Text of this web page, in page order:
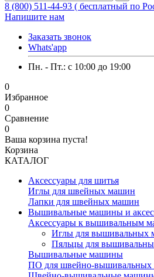
8 (800) 511-44-93 ( бесплатный по
Напишите нам
Заказать звонок
Whats'app
Пн. - Пт.: c 10:00 до 19:00
0
Избранное
0
Сравнение
0
Ваша корзина пуста!
Корзина
КАТАЛОГ
Аксессуары для шитья
Иглы для швейных машин
Лапки для швейных машин
Вышивальные машины и
Аксессуары к вышивальным
Иглы для вышивальных
Пяльцы для
Вышивальные машины
ПО для швейно-